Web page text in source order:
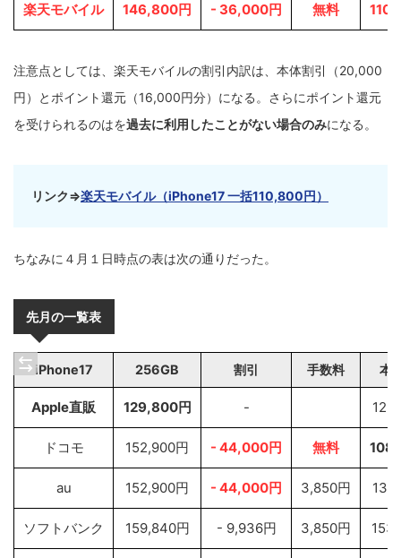
楽天モバイル 146,800円 - 36,000円 無料
注意点としては、楽天モバイルの割引内訳は、本体割引（20,000
円）とポイント還元（16,000円分）になる。さらにポイント還元
を受けられるのはを過去に利用したことがない場合のみになる。
リンク⇒楽天モバイル（iPhone17 一括110,800円）
ちなみに４月１日時点の表は次の通りだった。
先月の一覧表
iPhone17 256GB 割引 手数料 本
Apple直販 129,800円 -
ドコモ 152,900円 - 44,000円 無料
au 152,900円 - 44,000円 3,850円
ソフトバンク 159,840円 - 9,936円 3,850円